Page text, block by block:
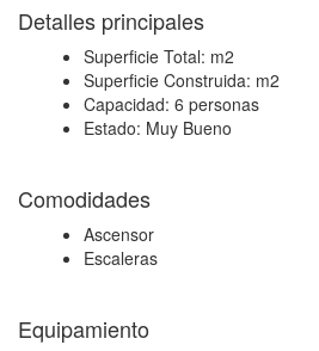
Detalles principales
Superficie Total: m2
Superficie Construida: m2
Capacidad: 6 personas
Estado: Muy Bueno
Comodidades
Ascensor
Escaleras
Equipamiento